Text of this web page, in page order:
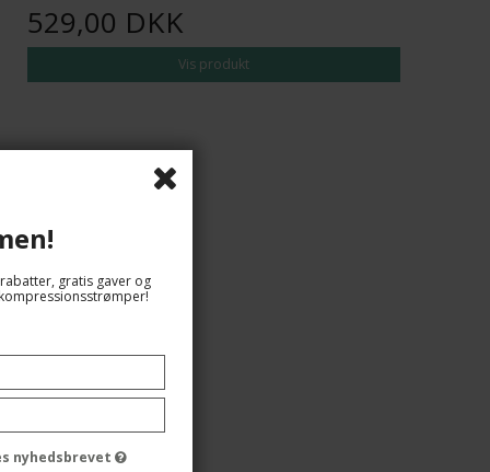
529,00 DKK
Vis produkt
gratis gaver og
nyhedsbrevet